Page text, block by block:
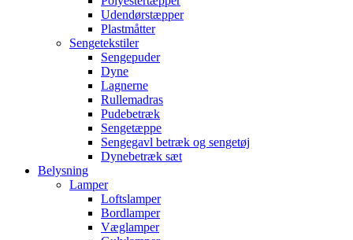
Udendørstæpper
Plastmåtter
Sengetekstiler
Sengepuder
Dyne
Lagnerne
Rullemadras
Pudebetræk
Sengetæppe
Sengegavl betræk og sengetøj
Dynebetræk sæt
Belysning
Lamper
Loftslamper
Bordlamper
Væglamper